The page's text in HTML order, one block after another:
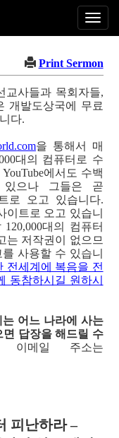
Print Sermon
교사들과 목회자들,
개발도상국에 무료
다.
을 통해서 매
대의 컴퓨터로 수
에서도 수백
으나 그들은 곧
로 오고 있습니다.
이트로 오고 있습니
대의 컴퓨터
는 저작권이 없으므
사용할 수 있습니
전세계에 복음을 전
동참하시길 원하시
어느 나라에 사는
답장을 해드릴 수
메일 주소는
피난하라 –